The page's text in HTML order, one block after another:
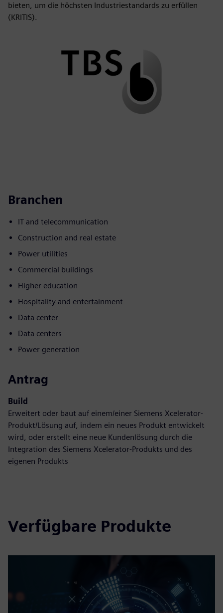
bieten, um die höchsten Industriestandards zu erfüllen
(KRITIS).
Branchen
IT and telecommunication
Construction and real estate
Power utilities
Commercial buildings
Higher education
Hospitality and entertainment
Data center
Data centers
Power generation
Antrag
Build
Erweitert oder baut auf einem/einer Siemens Xcelerator-
Produkt/Lösung auf, indem ein neues Produkt entwickelt
wird, oder erstellt eine neue Kundenlösung durch die
Integration des Siemens Xcelerator-Produkts und des
eigenen Produkts
Verfügbare Produkte